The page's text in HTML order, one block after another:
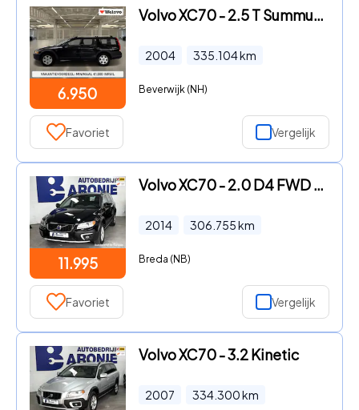
6.950
Volvo XC70 - 2.5 T Summum trekhaak, 7 Persoons, leder interieur...
2004 335.104km
Beverwijk (NH)
Favoriet Vergelijk
11.995
Volvo XC70 - 2.0 D4 FWD Summum
2014 306.755km
Breda (NB)
Favoriet Vergelijk
Volvo XC70 - 3.2 Kinetic
2007 334.300km